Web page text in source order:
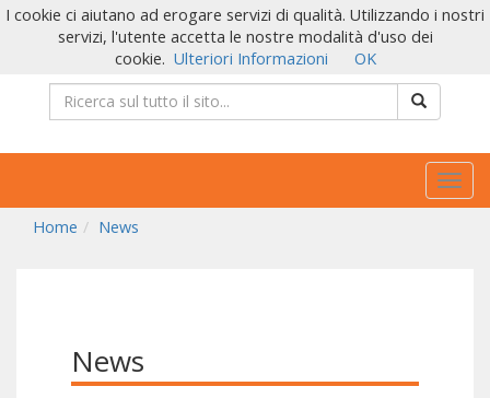
Home
News
News
I cookie ci aiutano ad erogare servizi di qualità. Utilizzando i nostri
servizi, l'utente accetta le nostre modalità d'uso dei
cookie. Ulteriori Informazioni OK